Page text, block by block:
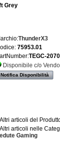
Grey
ThunderX3
75953.01
TEGC-
Disponibile c/o
Notifica Disponibilità
Altri articoli del
Altri articoli nelle
Gaming